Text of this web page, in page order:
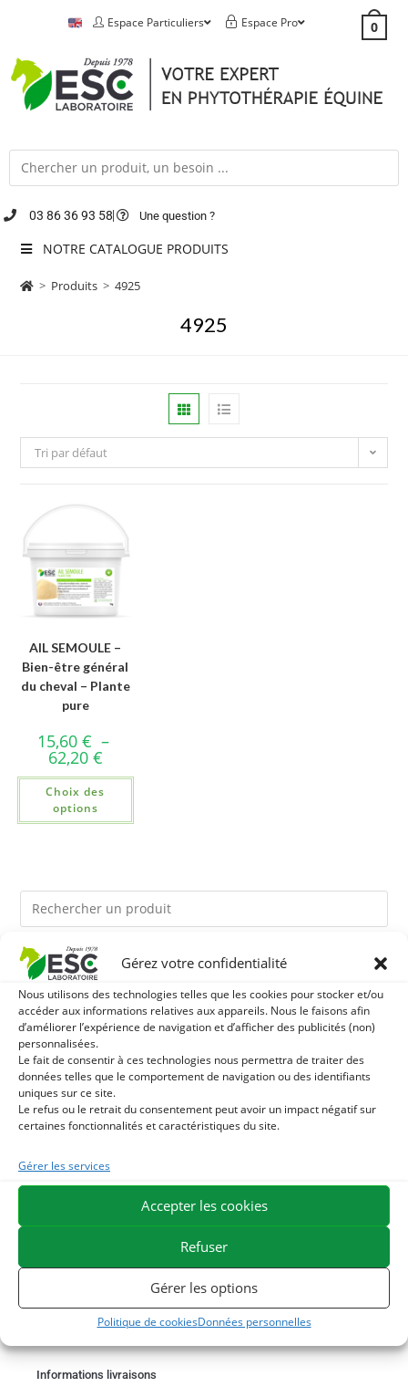
Gérez votre confidentialité
Nous utilisons des technologies telles que les cookies pour stocker et/ou
accéder aux informations relatives aux appareils. Nous le faisons afin
d’améliorer l’expérience de navigation et d’afficher des publicités (non)
personnalisées.
Le fait de consentir à ces technologies nous permettra de traiter des
données telles que le comportement de navigation ou des identifiants
uniques sur ce site.
Le refus ou le retrait du consentement peut avoir un impact négatif sur
certaines fonctionnalités et caractéristiques du site.
Gérer les services
Accepter les cookies
Refuser
Gérer les options
Politique de cookiesDonnées personnelles
Espace Particuliers Espace Pro 0
03 86 36 93 58 Une question ?
NOTRE CATALOGUE PRODUITS
> Produits > 4925
4925
Tri par défaut
AIL SEMOULE –
Bien-être général
du cheval – Plante
pure
15,60 € –
62,20 €
Choix des
options
Ils pourraient vous plaire
1 TERRE DE DIATOMEE - PARASITES EXTERNES CHEVAL
2 DEMELANT-LUSTRANT - SOIN ROBE ET CRINIÈRE
CHEVAL - ENRICHI EN VITAMINE B ET HUILE D'ONAGRE
3 JUS D'ALOE VERA - SOURCE DE NOMBREUX
EXPÉDITION EN 48/72H
LIVRAISON OFFERTE EN FRANCE DÈS 75 €
PAIEMENT SÉCURISÉ
COMMANDER EN LIGNE
Informations livraisons